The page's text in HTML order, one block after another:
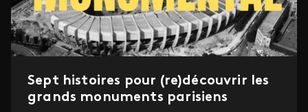
Sept histoires pour (re)découvrir les
grands monuments parisiens